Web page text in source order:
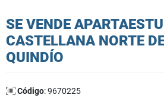
SE VENDE
CASTELLANA NORTE
QUINDÍO
Código: 9670225